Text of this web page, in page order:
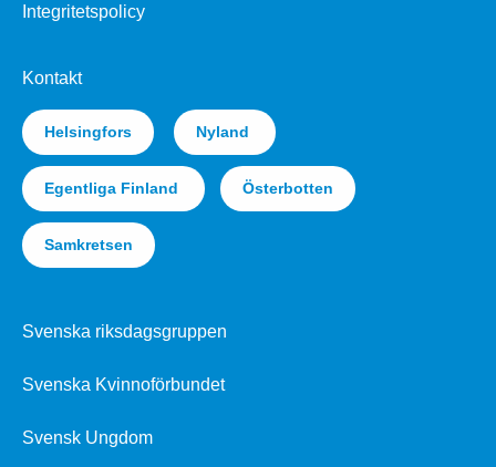
Integritetspolicy
Kontakt
Helsingfors Nyland
Egentliga Finland Österbotten
Samkretsen
Svenska riksdagsgruppen
Svenska Kvinnoförbundet
Svensk Ungdom